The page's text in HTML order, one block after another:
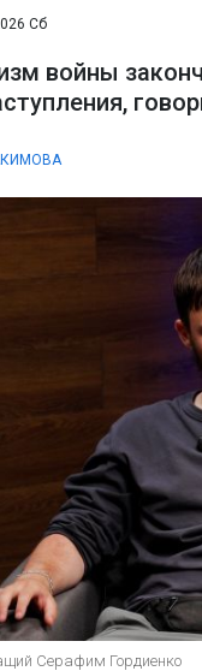
Сб
войны
Серафим Гордиенко